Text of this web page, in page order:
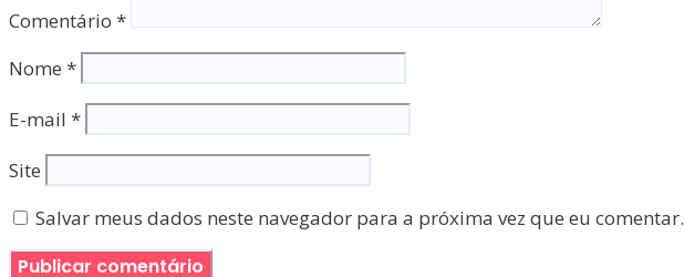
Comentário *
Nome *
E-mail *
Site
Salvar meus dados neste navegador para a próxima vez que eu comentar.